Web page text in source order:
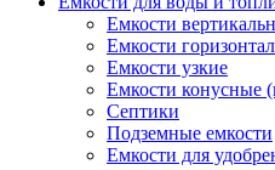
Емкости
Емкости
Емкости узкие
Емкости конусные
Септики
Подземные емкости
Емкости для